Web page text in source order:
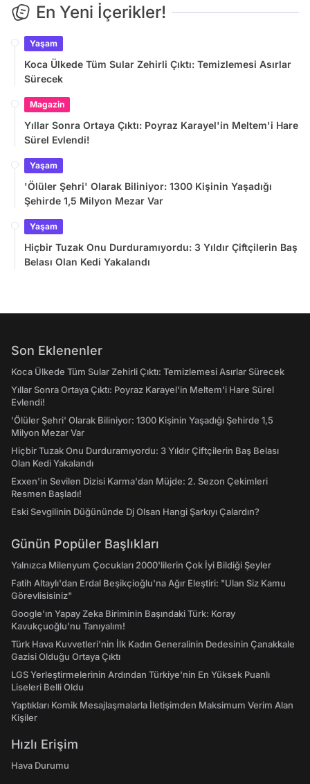
En Yeni İçerikler!
Yaşam
Koca Ülkede Tüm Sular Zehirli Çıktı: Temizlemesi Asırlar
Sürecek
Magazin
Yıllar Sonra Ortaya Çıktı: Poyraz Karayel'in Meltem'i Hare
Sürel Evlendi!
Yaşam
'Ölüler Şehri' Olarak Biliniyor: 1300 Kişinin Yaşadığı
Şehirde 1,5 Milyon Mezar Var
Yaşam
Hiçbir Tuzak Onu Durduramıyordu: 3 Yıldır Çiftçilerin Baş
Belası Olan Kedi Yakalandı
Son Eklenenler
Koca Ülkede Tüm Sular Zehirli Çıktı: Temizlemesi Asırlar Sürecek
Yıllar Sonra Ortaya Çıktı: Poyraz Karayel'in Meltem'i Hare Sürel
Evlendi!
'Ölüler Şehri' Olarak Biliniyor: 1300 Kişinin Yaşadığı Şehirde 1,5
Milyon Mezar Var
Hiçbir Tuzak Onu Durduramıyordu: 3 Yıldır Çiftçilerin Baş Belası
Olan Kedi Yakalandı
Exxen'in Sevilen Dizisi Karma'dan Müjde: 2. Sezon Çekimleri
Resmen Başladı!
Eski Sevgilinin Düğününde Dj Olsan Hangi Şarkıyı Çalardın?
Günün Popüler Başlıkları
Yalnızca Milenyum Çocukları 2000'lilerin Çok İyi Bildiği Şeyler
Fatih Altaylı'dan Erdal Beşikçioğlu'na Ağır Eleştiri: "Ulan Siz Kamu
Görevlisisiniz"
Google'ın Yapay Zeka Biriminin Başındaki Türk: Koray
Kavukçuoğlu'nu Tanıyalım!
Türk Hava Kuvvetleri'nin İlk Kadın Generalinin Dedesinin Çanakkale
Gazisi Olduğu Ortaya Çıktı
LGS Yerleştirmelerinin Ardından Türkiye'nin En Yüksek Puanlı
Liseleri Belli Oldu
Yaptıkları Komik Mesajlaşmalarla İletişimden Maksimum Verim Alan
Kişiler
Hızlı Erişim
Hava Durumu